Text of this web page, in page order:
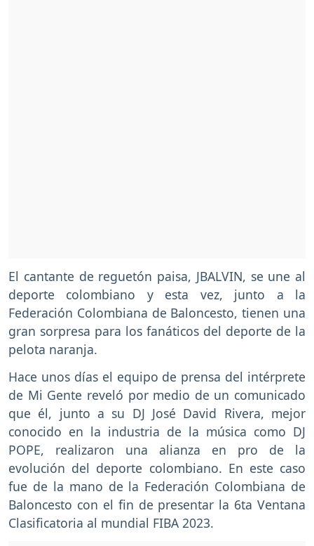
El cantante de reguetón paisa, JBALVIN, se une al
deporte colombiano y esta vez, junto a la
Federación Colombiana de Baloncesto, tienen una
gran sorpresa para los fanáticos del deporte de la
pelota naranja.
Hace unos días el equipo de prensa del intérprete
de Mi Gente reveló por medio de un comunicado
que él, junto a su DJ José David Rivera, mejor
conocido en la industria de la música como DJ
POPE, realizaron una alianza en pro de la
evolución del deporte colombiano. En este caso
fue de la mano de la Federación Colombiana de
Baloncesto con el fin de presentar la 6ta Ventana
Clasificatoria al mundial FIBA 2023.